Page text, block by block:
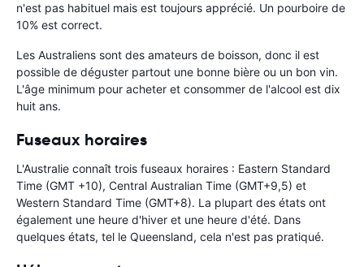
n'est pas habituel mais est toujours apprécié. Un pourboire de
10% est correct.
Les Australiens sont des amateurs de boisson, donc il est
possible de déguster partout une bonne bière ou un bon vin.
L'âge minimum pour acheter et consommer de l'alcool est dix
huit ans.
Fuseaux horaires
L'Australie connaît trois fuseaux horaires : Eastern Standard
Time (GMT +10), Central Australian Time (GMT+9,5) et
Western Standard Time (GMT+8). La plupart des états ont
également une heure d'hiver et une heure d'été. Dans
quelques états, tel le Queensland, cela n'est pas pratiqué.